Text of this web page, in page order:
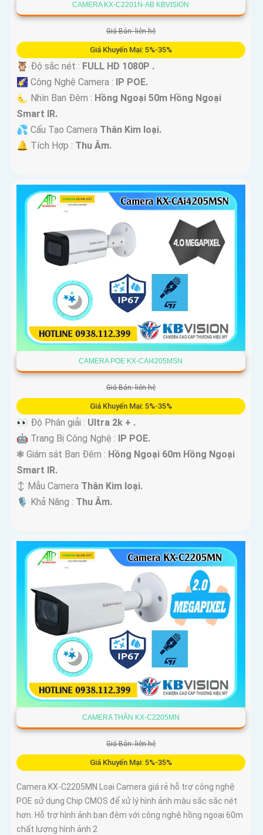
CAMERA KX-C2201N-AB KBVISION
Giá Bán: liên hệ
Giá Khuyến Mại: 5%-35%
🦉 Độ sắc nét : FULL HD 1080P .
🌠 Công Nghệ Camera : IP POE.
🌜 Nhìn Ban Đêm : Hồng Ngoại 50m Hồng Ngoại
Smart IR.
💦 Cấu Tạo Camera Thân Kim loại.
️🔔 Tích Hợp : Thu Âm.
CAMERA POE KX-CAI4205MSN
Giá Bán: liên hệ
Giá Khuyến Mại: 5%-35%
️
👀 Độ Phân giải : Ultra 2k + .
🤖️ Trang Bị Công Nghệ : IP POE.
❃ Giám sát Ban Đêm : Hồng Ngoại 60m Hồng Ngoại
Smart IR.
↕️ Mẫu Camera Thân Kim loại.
️🎙 Khả Năng : Thu Âm.
CAMERA THÂN KX-C2205MN
Giá Bán: liên hệ
Giá Khuyến Mại: 5%-35%
Camera KX-C2205MN Loại Camera giá rẻ hỗ trợ công nghệ
POE sử dụng Chip CMOS để xử lý hình ảnh màu sắc sắc nét
hơn. Hỗ trợ hình ảnh ban đêm với công nghệ hồng ngoại 60m
chất lượng hình ảnh 2